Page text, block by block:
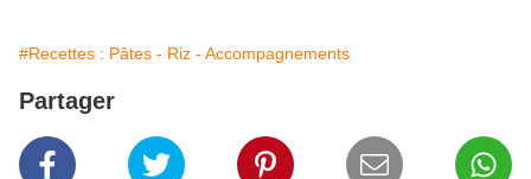
#Recettes : Pâtes - Riz - Accompagnements
Partager